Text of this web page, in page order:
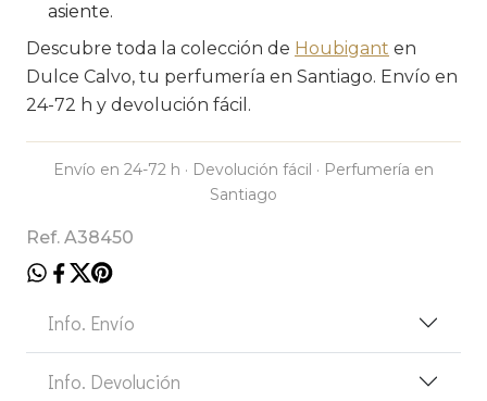
asiente.
Descubre toda la colección de Houbigant en
Dulce Calvo, tu perfumería en Santiago. Envío en
24-72 h y devolución fácil.
Envío en 24-72 h · Devolución fácil · Perfumería en
Santiago
Ref. A38450
Info. Envío
Info. Devolución